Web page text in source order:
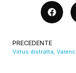
PRECEDENTE